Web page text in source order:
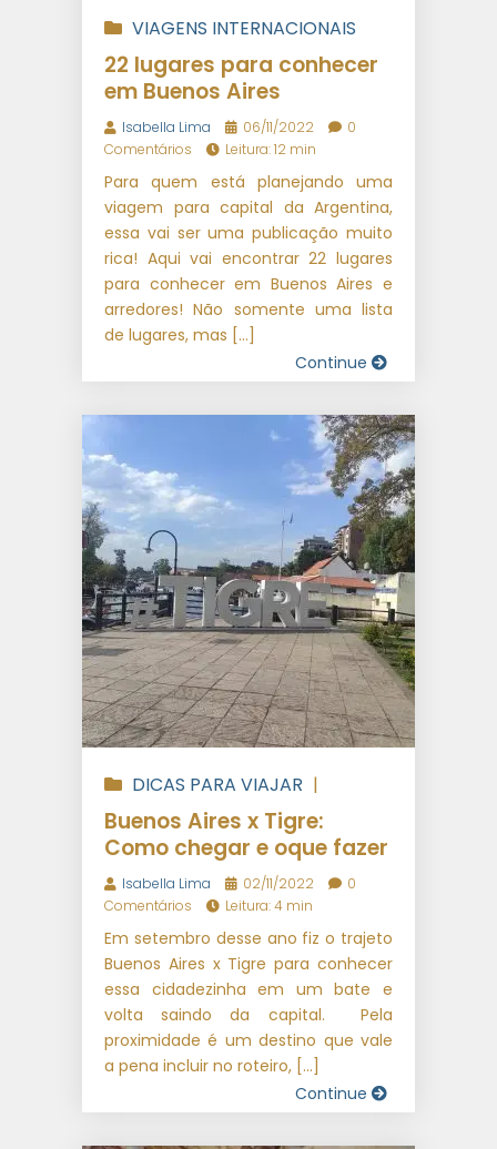
VIAGENS INTERNACIONAIS
22 lugares para conhecer
em Buenos Aires
Isabella Lima 06/11/2022
0
Comentários
Leitura: 12 min
Para quem está planejando uma
viagem para capital da Argentina,
essa vai ser uma publicação muito
rica! Aqui vai encontrar 22 lugares
para conhecer em Buenos Aires e
arredores! Não somente uma lista
de lugares, mas […]
Continue
DICAS PARA VIAJAR |
VIAGENS INTERNACIONAIS
Buenos Aires x Tigre:
Como chegar e oque fazer
Isabella Lima 02/11/2022
0
Comentários
Leitura: 4 min
Em setembro desse ano fiz o trajeto
Buenos Aires x Tigre para conhecer
essa cidadezinha em um bate e
volta saindo da capital. Pela
proximidade é um destino que vale
a pena incluir no roteiro, […]
Continue